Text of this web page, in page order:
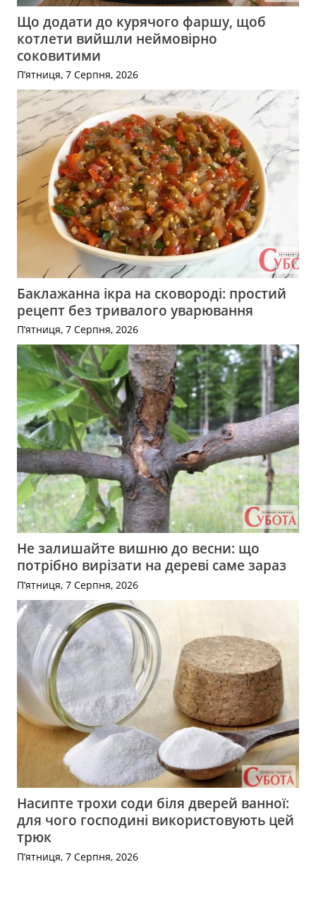
Що додати до курячого фаршу, щоб
котлети вийшли неймовірно
соковитими
П’ятниця, 7 Серпня, 2026
Баклажанна ікра на сковороді: простий
рецепт без тривалого уварювання
П’ятниця, 7 Серпня, 2026
Не залишайте вишню до весни: що
потрібно вирізати на дереві саме зараз
П’ятниця, 7 Серпня, 2026
Насипте трохи соди біля дверей ванної:
для чого господині використовують цей
трюк
П’ятниця, 7 Серпня, 2026